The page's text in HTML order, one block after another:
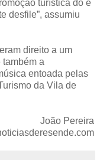
turística do e
desfile”, assumiu
direito a um
a
entoada pelas
da Vila de
João Pereira